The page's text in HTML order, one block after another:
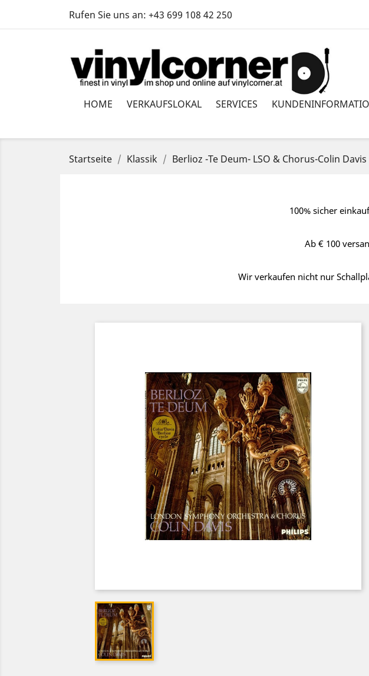
Rufen Sie uns an: +43 699 108 42 250
HOME VERKAUFSLOKAL SERVICES
Startseite Klassik Berlioz -Te Deum- LSO & Chorus-Colin
100% sicher
Ab € 100
Wir verkaufen nicht nur